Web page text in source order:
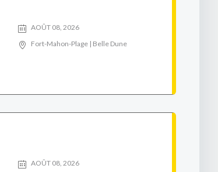
AOÛT 08, 2026
Fort-Mahon-Plage | Belle Dune
AOÛT 08, 2026